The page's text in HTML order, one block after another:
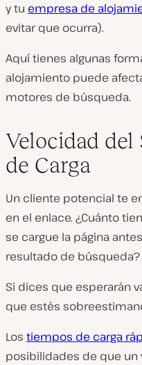
y tu empresa de
evitar que ocurra).
Aquí tienes algunas
alojamiento puede
motores de búsqueda.
Velocidad
de Carga
Un cliente potencial te
en el enlace. ¿Cuánto
se cargue la página
resultado de búsqueda?
Si dices que esperarán
que estés
Los tiempos de carga
posibilidades de que